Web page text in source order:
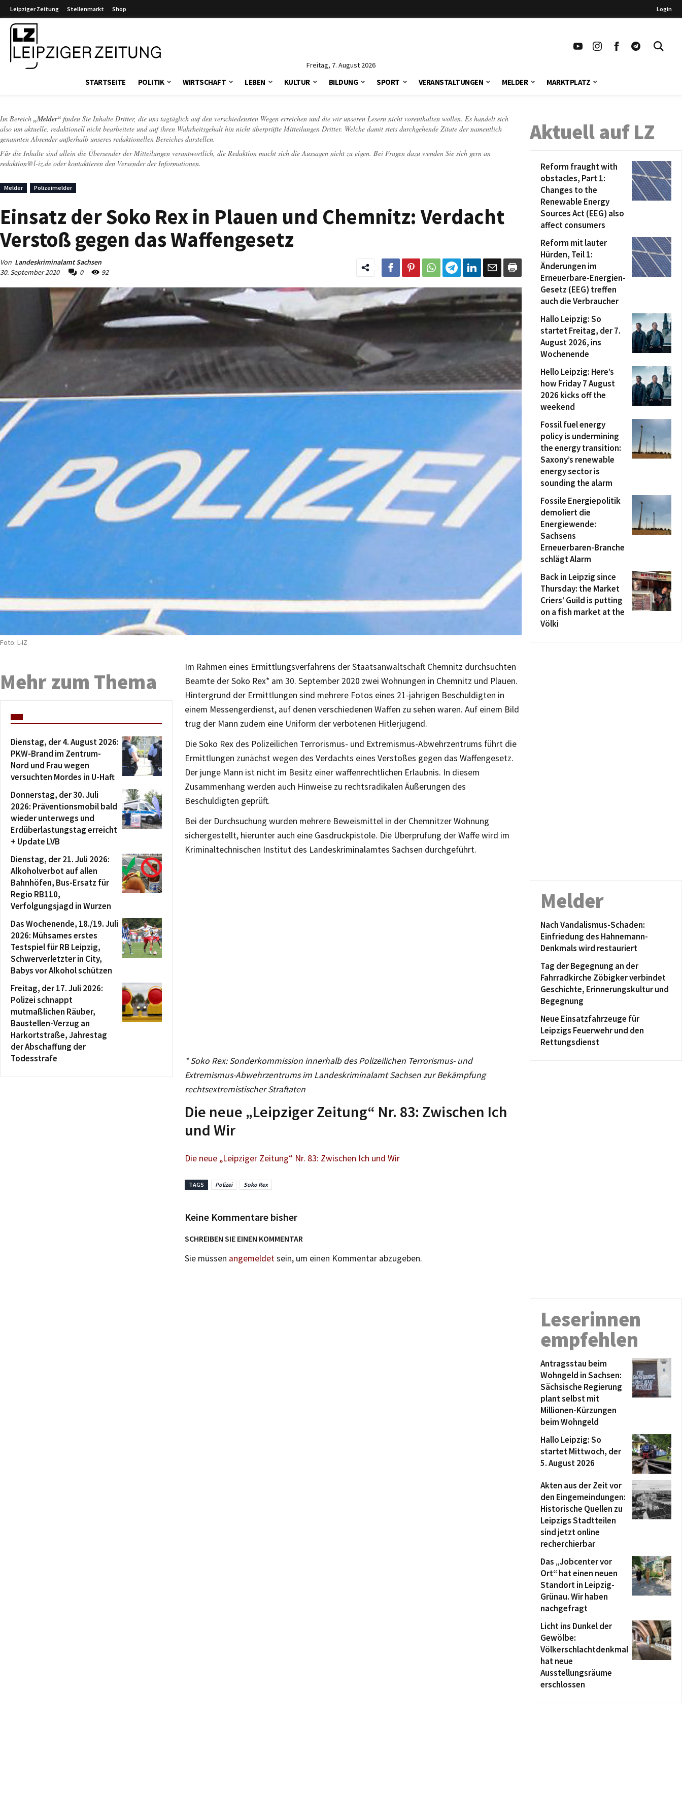
Leipziger Zeitung Stellenmarkt Shop Login
Freitag, 7. August 2026
STARTSEITE POLITIK WIRTSCHAFT LEBEN KULTUR BILDUNG SPORT VERANSTALTUNGEN MELDER MARKTPLATZ
Im Bereich „Melder“ finden Sie Inhalte Dritter, die uns tagtäglich auf den verschiedensten Wegen erreichen und die wir unseren Lesern nicht vorenthalten wollen. Es handelt sich
also um aktuelle, redaktionell nicht bearbeitete und auf ihren Wahrheitsgehalt hin nicht überprüfte Mitteilungen Dritter. Welche damit stets durchgehende Zitate der namentlich
genannten Absender außerhalb unseres redaktionellen Bereiches darstellen.
Für die Inhalte sind allein die Übersender der Mitteilungen verantwortlich, die Redaktion macht sich die Aussagen nicht zu eigen. Bei Fragen dazu wenden Sie sich gern an
redaktion@l-iz.de oder kontaktieren den Versender der Informationen.
Melder Polizeimelder
Einsatz der Soko Rex in Plauen und Chemnitz: Verdacht
Verstoß gegen das Waffengesetz
Von Landeskriminalamt Sachsen
30. September 2020
0 92
Foto: L-IZ
Im Rahmen eines Ermittlungsverfahrens der Staatsanwaltschaft Chemnitz durchsuchten
Beamte der Soko Rex* am 30. September 2020 zwei Wohnungen in Chemnitz und Plauen.
Hintergrund der Ermittlungen sind mehrere Fotos eines 21-jährigen Beschuldigten in
einem Messengerdienst, auf denen verschiedenen Waffen zu sehen waren. Auf einem Bild
trug der Mann zudem eine Uniform der verbotenen Hitlerjugend.
Die Soko Rex des Polizeilichen Terrorismus- und Extremismus-Abwehrzentrums führt die
Ermittlungen zunächst wegen des Verdachts eines Verstoßes gegen das Waffengesetz.
Der junge Mann ist nicht im Besitz einer waffenrechtlichen Erlaubnis. In diesem
Zusammenhang werden auch Hinweise zu rechtsradikalen Äußerungen des
Beschuldigten geprüft.
Bei der Durchsuchung wurden mehrere Beweismittel in der Chemnitzer Wohnung
sichergestellt, hierunter auch eine Gasdruckpistole. Die Überprüfung der Waffe wird im
Kriminaltechnischen Institut des Landeskriminalamtes Sachsen durchgeführt.
* Soko Rex: Sonderkommission innerhalb des Polizeilichen Terrorismus- und
Extremismus-Abwehrzentrums im Landeskriminalamt Sachsen zur Bekämpfung
rechtsextremistischer Straftaten
Die neue „Leipziger Zeitung“ Nr. 83: Zwischen Ich
und Wir
Die neue „Leipziger Zeitung“ Nr. 83: Zwischen Ich und Wir
TAGS Polizei Soko Rex
Keine Kommentare bisher
SCHREIBEN SIE EINEN KOMMENTAR
Sie müssen angemeldetsein, um einen Kommentar abzugeben.
Mehr zum Thema
Dienstag, der 4. August 2026:
PKW-Brand im Zentrum-
Nord und Frau wegen
versuchten Mordes in U-Haft
Donnerstag, der 30. Juli
2026: Präventionsmobil bald
wieder unterwegs und
Erdüberlastungstag erreicht
+ Update LVB
Dienstag, der 21. Juli 2026:
Alkoholverbot auf allen
Bahnhöfen, Bus-Ersatz für
Regio RB110,
Verfolgungsjagd in Wurzen
Das Wochenende, 18./19. Juli
2026: Mühsames erstes
Testspiel für RB Leipzig,
Schwerverletzter in City,
Babys vor Alkohol schützen
Freitag, der 17. Juli 2026:
Polizei schnappt
mutmaßlichen Räuber,
Baustellen-Verzug an
Harkortstraße, Jahrestag
der Abschaffung der
Todesstrafe
Aktuell auf LZ
Reform fraught with
obstacles, Part 1:
Changes to the
Renewable Energy
Sources Act (EEG) also
affect consumers
Reform mit lauter
Hürden, Teil 1:
Änderungen im
Erneuerbare-Energien-
Gesetz (EEG) treffen
auch die Verbraucher
Hallo Leipzig: So
startet Freitag, der 7.
August 2026, ins
Wochenende
Hello Leipzig: Here’s
how Friday 7 August
2026 kicks off the
weekend
Fossil fuel energy
policy is undermining
the energy transition:
Saxony’s renewable
energy sector is
sounding the alarm
Fossile Energiepolitik
demoliert die
Energiewende:
Sachsens
Erneuerbaren-Branche
schlägt Alarm
Back in Leipzig since
Thursday: the Market
Criers’ Guild is putting
on a fish market at the
Völki
Melder
Nach Vandalismus-Schaden:
Einfriedung des Hahnemann-
Denkmals wird restauriert
Tag der Begegnung an der
Fahrradkirche Zöbigker verbindet
Geschichte, Erinnerungskultur und
Begegnung
Neue Einsatzfahrzeuge für
Leipzigs Feuerwehr und den
Rettungsdienst
Leserinnen
empfehlen
Antragsstau beim
Wohngeld in Sachsen:
Sächsische Regierung
plant selbst mit
Millionen-Kürzungen
beim Wohngeld
Hallo Leipzig: So
startet Mittwoch, der
5. August 2026
Akten aus der Zeit vor
den Eingemeindungen:
Historische Quellen zu
Leipzigs Stadtteilen
sind jetzt online
recherchierbar
Das „Jobcenter vor
Ort“ hat einen neuen
Standort in Leipzig-
Grünau. Wir haben
nachgefragt
Licht ins Dunkel der
Gewölbe:
Völkerschlachtdenkmal
hat neue
Ausstellungsräume
erschlossen